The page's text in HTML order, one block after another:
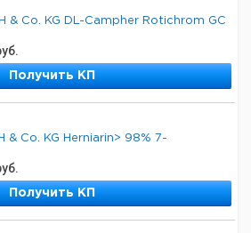
& Co. KG DL-Campher Rotichrom GC
Получить КП
& Co. KG Herniarin> 98% 7-
Получить КП